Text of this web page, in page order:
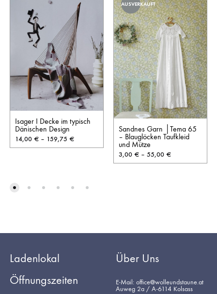
Isager I Decke im typisch
Dänischen Design
14,00 € – 159,75 €
AUSVERKAUFT
Sandnes Garn │Tema 65
– Blauglöcken Taufkleid
und Mütze
3,00 € – 55,00 €
Ladenlokal
Öffnungszeiten
Über Uns
E-Mail: office@wolleundstaune.at
Auweg 2a / A-6114 Kolsass